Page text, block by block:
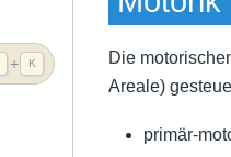
+ K Die
Areale)
primär-